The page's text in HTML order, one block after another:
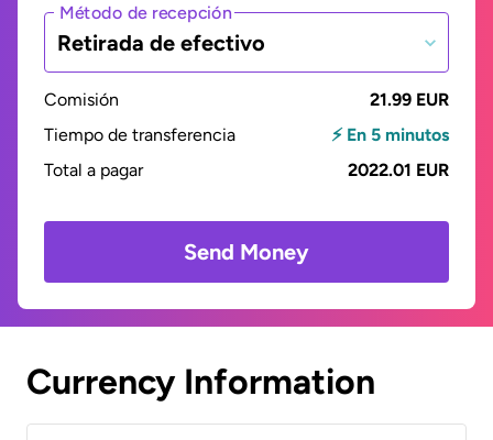
Método de recepción
Retirada de efectivo
Comisión
21.99 EUR
Tiempo de transferencia
⚡ En 5 minutos
Total a pagar
2022.01 EUR
Send Money
Currency Information